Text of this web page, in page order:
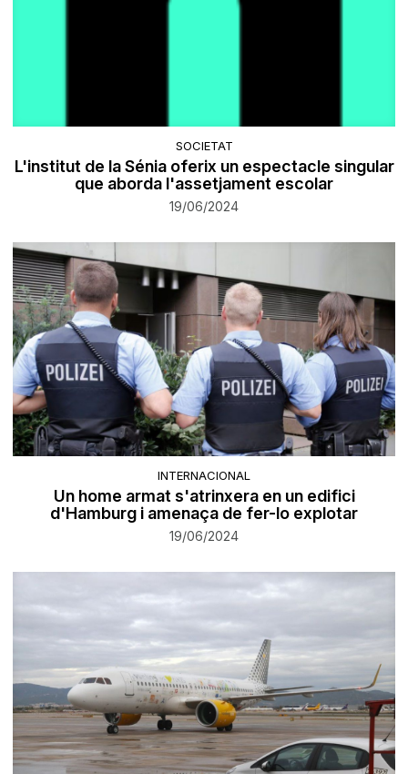
SOCIETAT
L'institut de la Sénia oferix un espectacle singular
que aborda l'assetjament escolar
19/06/2024
INTERNACIONAL
Un home armat s'atrinxera en un edifici
d'Hamburg i amenaça de fer-lo explotar
19/06/2024